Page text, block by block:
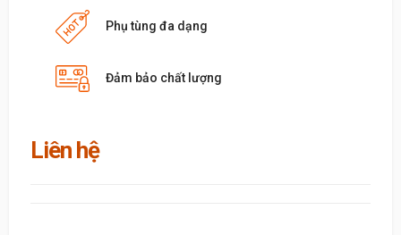
Phụ tùng đa dạng
Đảm bảo chất lượng
Liên hệ